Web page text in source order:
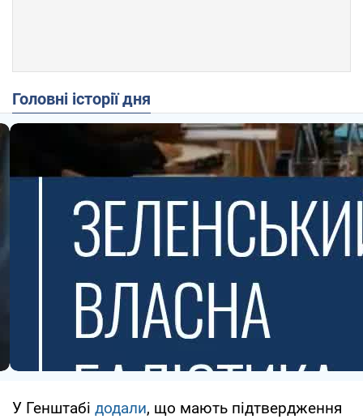
Головні історії дня
У Генштабі додали, що мають підтвердження